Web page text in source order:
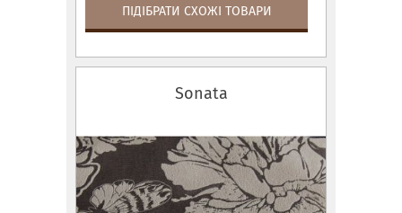
ПІДІБРАТИ СХОЖІ ТОВАРИ
Sonata